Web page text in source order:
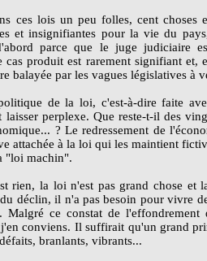
ces lois un peu folles, cent choses
et insignifiantes pour la vie du
parce que le juge judiciaire
cas produit est rarement signifiant et,
balayée par les vagues législatives à
de la loi, c'est-à-dire faite
laisser perplexe. Que reste-t-il des
? Le redressement de
attachée à la loi qui les maintient
"loi machin".
rien, la loi n'est pas grand chose et
déclin, il n'a pas besoin pour vivre
ce constat de l'effondrement
conviens. Il suffirait qu'un grand
branlants, vibrants...